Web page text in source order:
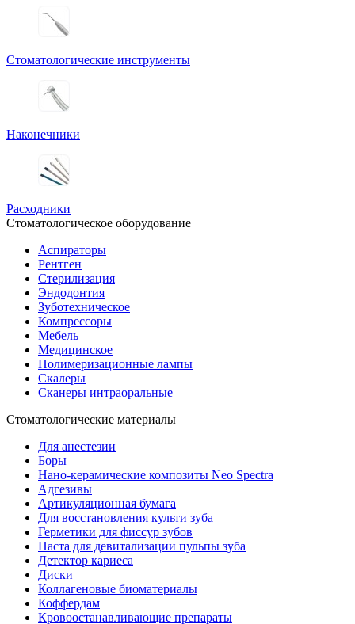
Стоматологические инструменты
Наконечники
Расходники
Стоматологическое оборудование
Аспираторы
Рентген
Стерилизация
Эндодонтия
Зуботехническое
Компрессоры
Мебель
Медицинское
Полимеризационные лампы
Скалеры
Сканеры интраоральные
Стоматологические материалы
Для анестезии
Боры
Нано-керамические композиты Neo Spectra
Адгезивы
Артикуляционная бумага
Для восстановления культи зуба
Герметики для фиссур зубов
Паста для девитализации пульпы зуба
Детектор кариеса
Диски
Коллагеновые биоматериалы
Коффердам
Кровоостанавливающие препараты